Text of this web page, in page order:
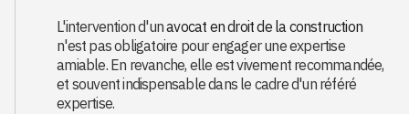
L'intervention d'unavocat en droit de la construction
n'est pas obligatoire pour engager une expertise
amiable. En revanche, elle est vivement recommandée,
et souvent indispensable dans le cadre d'un référé
expertise.